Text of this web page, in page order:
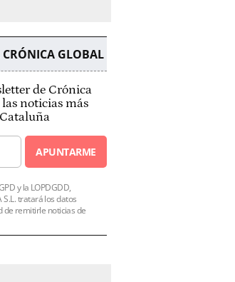
CRÓNICA GLOBAL
de Crónica
noticias más
APUNTARME
y la LOPDGDD,
S.L. tratará los datos
de remitirle noticias de